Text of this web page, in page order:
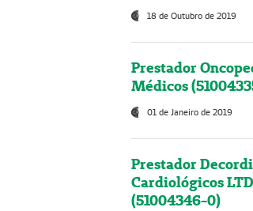
18 de Outubro de 2019
Prestador
Médicos
01 de Janeiro de 2019
Prestador
Cardiológicos
(51004346-0)